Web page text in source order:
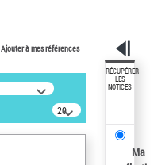
Ajouter à mes références
20
résultats/page
RÉCUPÉRER
LES
NOTICES
Ma